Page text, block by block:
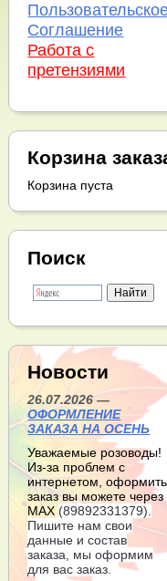
Соглашение
Работа с
претензиями
Корзина
Корзина пуста
Поиск
Новости
26.07.2026 —
ОФОРМЛЕНИЕ
ЗАКАЗА НА ОСЕНЬ
Уважаемые розоводы!
Из-за проблем с
интернетом, оформить
заказ вы можете через
МАХ (89892331379).
Пишите нам свои
данные и состав
заказа, мы оформим
для вас заказ.